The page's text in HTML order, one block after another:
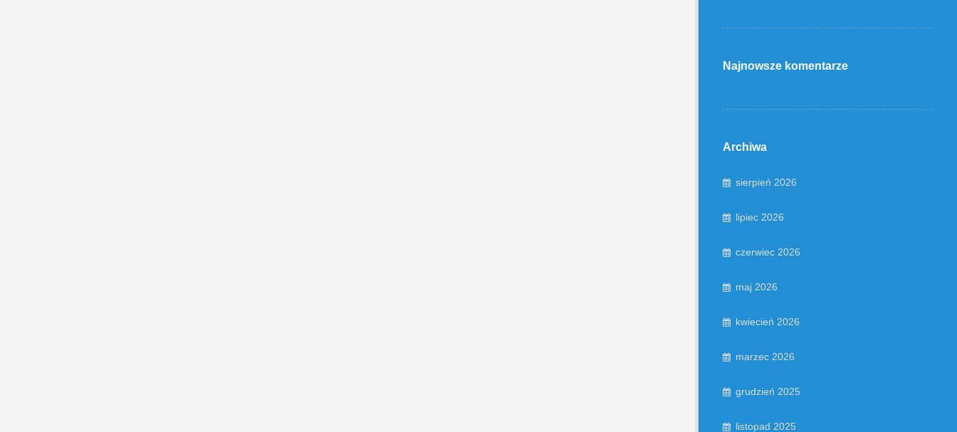
Najnowsze komentarze
Archiwa
sierpień 2026
lipiec 2026
czerwiec 2026
maj 2026
kwiecień 2026
marzec 2026
grudzień 2025
listopad 2025